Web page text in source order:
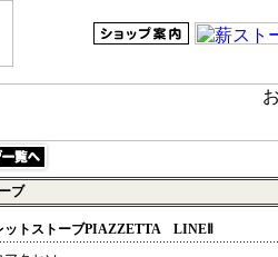
ブ
ットストーブPIAZZETTA LINEⅡ